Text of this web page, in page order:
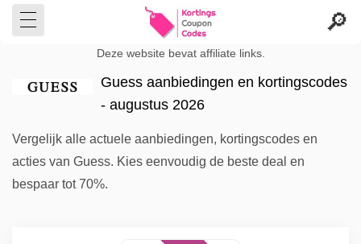
Deze website bevat affiliate links.
Guess aanbiedingen en kortingscodes
- augustus 2026
Vergelijk alle actuele aanbiedingen, kortingscodes en
acties van Guess. Kies eenvoudig de beste deal en
bespaar tot 70%.